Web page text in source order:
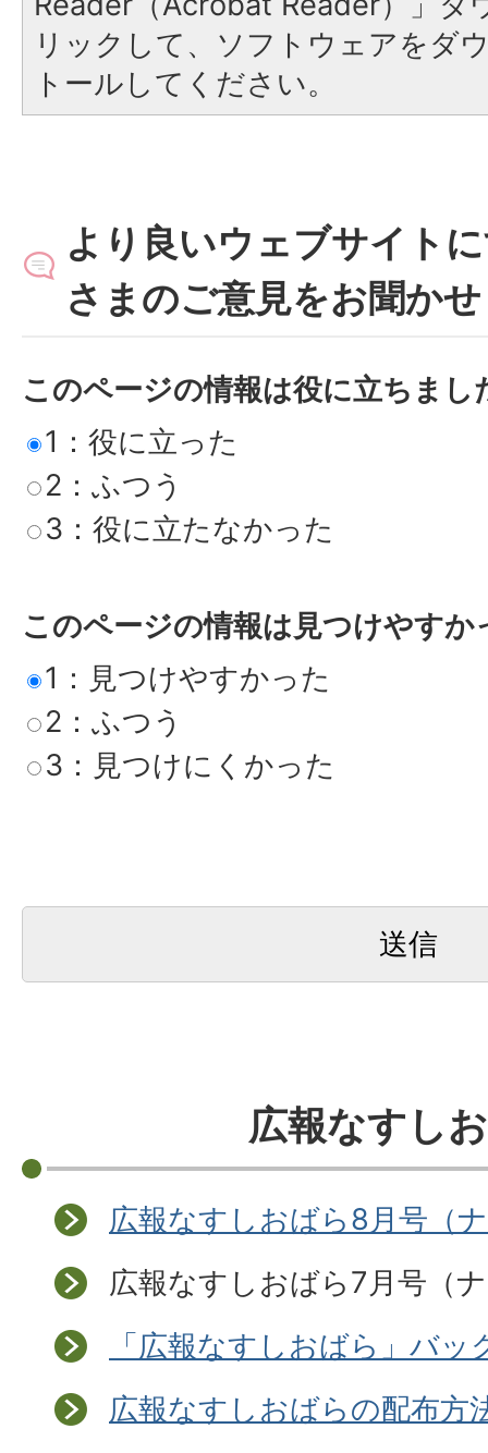
リックして、ソフトウェアをダ
トールしてください。
より良いウェブサイト
さまのご意見をお聞か
このページの情報は役に立ちまし
1：役に立った
2：ふつう
3：役に立たなかった
このページの情報は見つけやすか
1：見つけやすかった
2：ふつう
3：見つけにくかった
広報なすし
広報なすしおばら8月号（
広報なすしおばら7月号（
「広報なすしおばら」バッ
広報なすしおばらの配布方